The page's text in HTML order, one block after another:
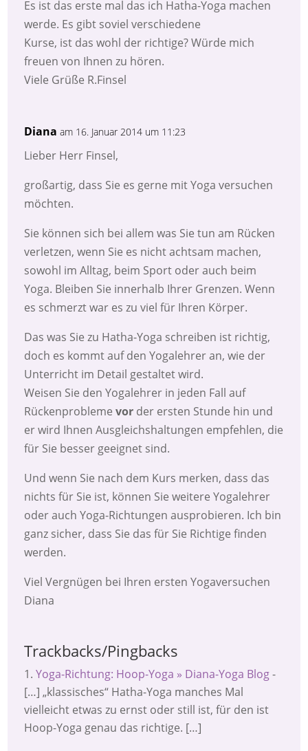
Es ist das erste mal das ich Hatha-Yoga machen
werde. Es gibt soviel verschiedene
Kurse, ist das wohl der richtige? Würde mich
freuen von Ihnen zu hören.
Viele Grüße R.Finsel
Diana am 16. Januar 2014 um 11:23
Lieber Herr Finsel,
großartig, dass Sie es gerne mit Yoga versuchen
möchten.
Sie können sich bei allem was Sie tun am Rücken
verletzen, wenn Sie es nicht achtsam machen,
sowohl im Alltag, beim Sport oder auch beim
Yoga. Bleiben Sie innerhalb Ihrer Grenzen. Wenn
es schmerzt war es zu viel für Ihren Körper.
Das was Sie zu Hatha-Yoga schreiben ist richtig,
doch es kommt auf den Yogalehrer an, wie der
Unterricht im Detail gestaltet wird.
Weisen Sie den Yogalehrer in jeden Fall auf
Rückenproblemevor der ersten Stunde hin und
er wird Ihnen Ausgleichshaltungen empfehlen, die
für Sie besser geeignet sind.
Und wenn Sie nach dem Kurs merken, dass das
nichts für Sie ist, können Sie weitere Yogalehrer
oder auch Yoga-Richtungen ausprobieren. Ich bin
ganz sicher, dass Sie das für Sie Richtige finden
werden.
Viel Vergnügen bei Ihren ersten Yogaversuchen
Diana
Trackbacks/Pingbacks
Yoga-Richtung: Hoop-Yoga » Diana-Yoga Blog-
[…] „klassisches“ Hatha-Yoga manches Mal
vielleicht etwas zu ernst oder still ist, für den ist
Hoop-Yoga genau das richtige. […]